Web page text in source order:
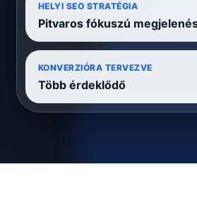
HELYI SEO STRATÉGIA
Pitvaros fókuszú
KONVERZIÓRA TERVEZVE
Több érdeklődő